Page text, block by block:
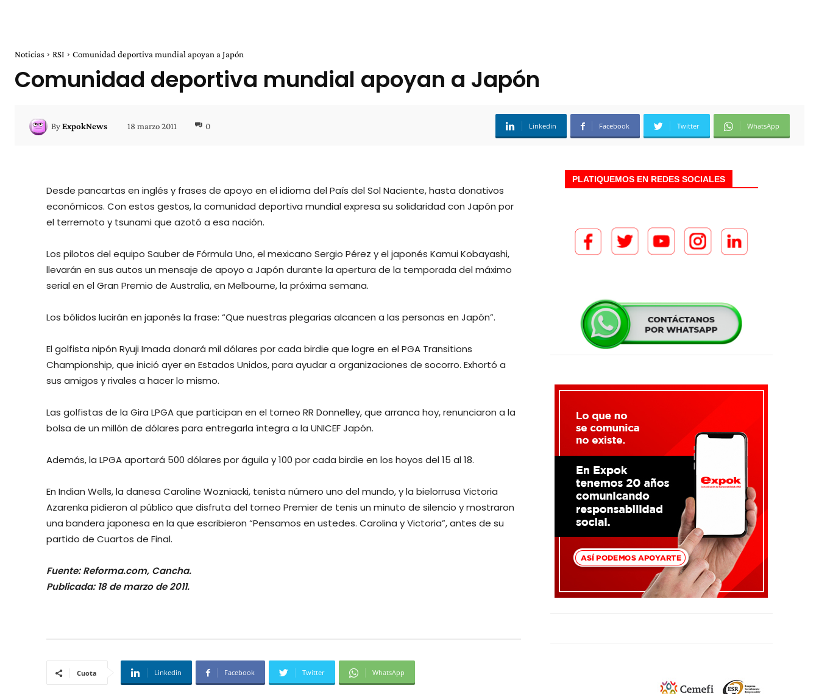
Noticias RSI Comunidad deportiva mundial apoyan a Japón
Comunidad deportiva mundial apoyan a Japón
ByExpokNews 18 marzo 2011 0 Linkedin Facebook Twitter WhatsApp
Desde pancartas en inglés y frases de apoyo en el idioma del País del Sol Naciente, hasta donativos
económicos. Con estos gestos, la comunidad deportiva mundial expresa su solidaridad con Japón por
el terremoto y tsunami que azotó a esa nación.
Los pilotos del equipo Sauber de Fórmula Uno, el mexicano Sergio Pérez y el japonés Kamui Kobayashi,
llevarán en sus autos un mensaje de apoyo a Japón durante la apertura de la temporada del máximo
serial en el Gran Premio de Australia, en Melbourne, la próxima semana.
Los bólidos lucirán en japonés la frase: “Que nuestras plegarias alcancen a las personas en Japón”.
El golfista nipón Ryuji Imada donará mil dólares por cada birdie que logre en el PGA Transitions
Championship, que inició ayer en Estados Unidos, para ayudar a organizaciones de socorro. Exhortó a
sus amigos y rivales a hacer lo mismo.
Las golfistas de la Gira LPGA que participan en el torneo RR Donnelley, que arranca hoy, renunciaron a la
bolsa de un millón de dólares para entregarla íntegra a la UNICEF Japón.
Además, la LPGA aportará 500 dólares por águila y 100 por cada birdie en los hoyos del 15 al 18.
En Indian Wells, la danesa Caroline Wozniacki, tenista número uno del mundo, y la bielorrusa Victoria
Azarenka pidieron al público que disfruta del torneo Premier de tenis un minuto de silencio y mostraron
una bandera japonesa en la que escribieron “Pensamos en ustedes. Carolina y Victoria”, antes de su
partido de Cuartos de Final.
Fuente: Reforma.com, Cancha.
Publicada: 18 de marzo de 2011.
Cuota Linkedin Facebook Twitter WhatsApp
PLATIQUEMOS EN REDES SOCIALES